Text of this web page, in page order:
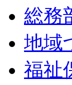
総務
地域
福祉